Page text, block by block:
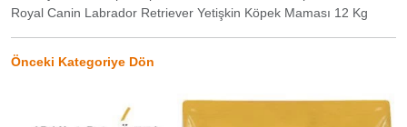
Royal Canin Labrador Retriever Yetişkin Köpek Maması 12 Kg
Önceki Kategoriye Dön